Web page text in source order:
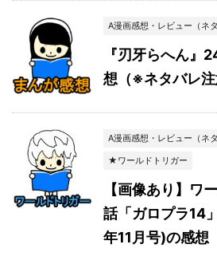
A漫画感想・レビュー（ネ
『刃牙らへん』
想（※ネタバレ注
A漫画感想・レビュー（ネ
★ワールドトリガー
【画像あり】ワ
話「ガロプラ14
年11月号)の感想